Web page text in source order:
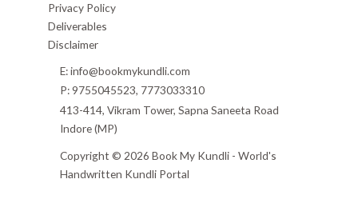
Privacy Policy
Deliverables
Disclaimer
E: info@bookmykundli.com
P: 9755045523, 7773033310
413-414, Vikram Tower, Sapna Saneeta Road
Indore (MP)
Copyright © 2026 Book My Kundli - World's
Handwritten Kundli Portal